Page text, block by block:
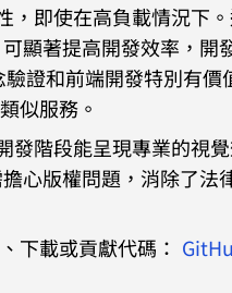
，即使在高負載情況下
顯著提高開發效率，開
證和前端開發特別有價
似服務。
發階段能呈現專業的視
心版權問題，消除了法
下載或貢獻代碼：